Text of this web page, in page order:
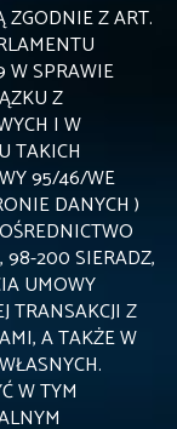
ZGODNIE Z ART.
W SPRAWIE
Z
I W
TAKICH
95/46/WE
DANYCH )
98-200 SIERADZ,
UMOWY
TRANSAKCJI Z
A TAKŻE W
W TYM